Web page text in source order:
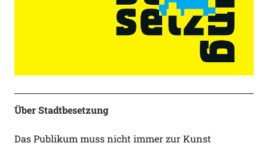
Über Stadtbesetzung
Das Publikum muss nicht immer zur Kunst